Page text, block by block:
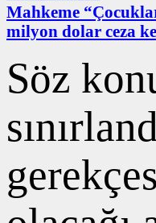
Mahkeme
milyon dolar ceza
Söz